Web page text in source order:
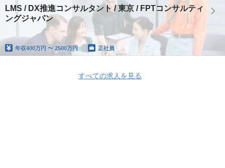
LMS / DX推進コンサルタント / 東京 / FPTコンサルティ
ングジャパン
年収400万円 〜 2500万円 正社員
すべての求人を見る